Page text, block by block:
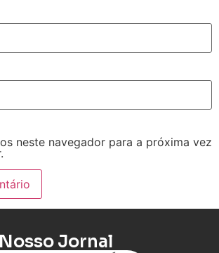
neste navegador para a próxima vez
Jornal